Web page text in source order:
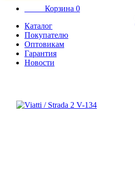
Корзина 0
Каталог
Покупателю
Оптовикам
Гарантия
Новости